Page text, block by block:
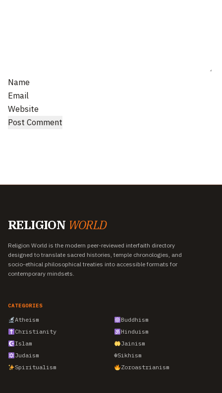
Name
Email
Website
RELIGION WORLD
Religion World is the modern peer-reviewed interfaith directory
designed to translate sacred histories, temple chronologies, and
socio-ethical philosophical treaties into accessible formats for
contemporary mindsets.
CATEGORIES
Atheism
Buddhism
Christianity
Hinduism
Islam
Jainism
Judaism
☬Sikhism
Spiritualism
Zoroastrianism